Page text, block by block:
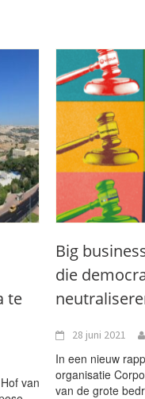
te
van
Big
die
28 juni 2021
In een nieuw
organisatie
van de grote